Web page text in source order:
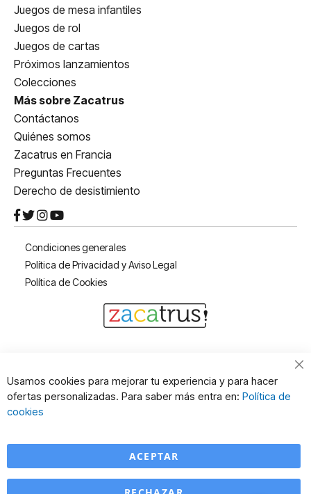
Juegos de mesa infantiles
Juegos de rol
Juegos de cartas
Próximos lanzamientos
Colecciones
Más sobre Zacatrus
Contáctanos
Quiénes somos
Zacatrus en Francia
Preguntas Frecuentes
Derecho de desistimiento
Condiciones generales
Política de Privacidad y Aviso Legal
Política de Cookies
Usamos cookies para mejorar tu experiencia y para hacer
ofertas personalizadas. Para saber más entra en: Política de
cookies
ACEPTAR